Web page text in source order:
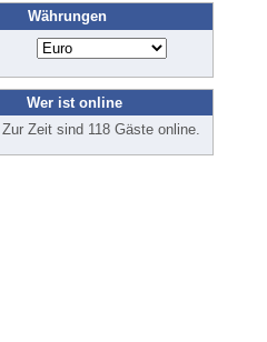
Währungen
Wer ist online
Zur Zeit sind 118 Gäste online.